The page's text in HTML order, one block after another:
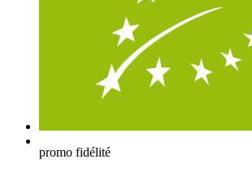
promo fidélité